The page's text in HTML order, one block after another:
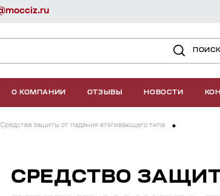
ПОИСК
О КОМПАНИИ ОТЗЫВЫ НОВОСТИ
Средства защиты от падения втягивающего типа
СРЕДСТВО